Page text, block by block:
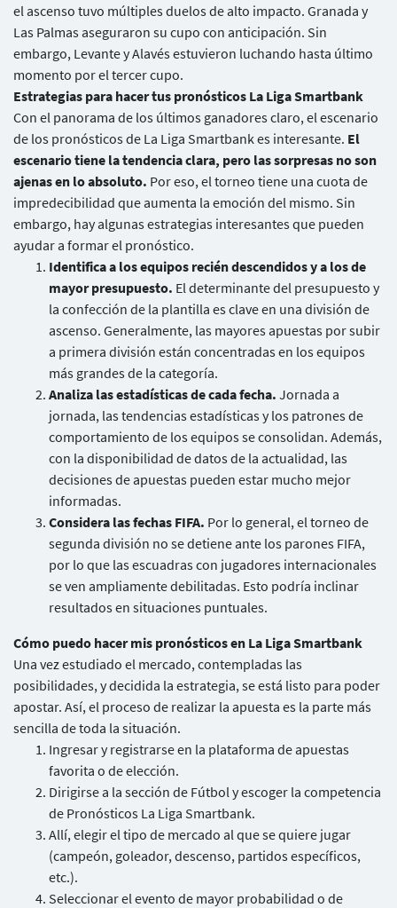
el ascenso tuvo múltiples duelos de alto impacto. Granada y
Las Palmas aseguraron su cupo con anticipación. Sin
embargo, Levante y Alavés estuvieron luchando hasta último
momento por el tercer cupo.
Estrategias para hacer tus pronósticos La Liga Smartbank
Con el panorama de los últimos ganadores claro, el escenario
de los pronósticos de La Liga Smartbank es interesante. El
escenario tiene la tendencia clara, pero las sorpresas no son
ajenas en lo absoluto. Por eso, el torneo tiene una cuota de
impredecibilidad que aumenta la emoción del mismo. Sin
embargo, hay algunas estrategias interesantes que pueden
ayudar a formar el pronóstico.
Identifica a los equipos recién descendidos y a los de
mayor presupuesto. El determinante del presupuesto y
la confección de la plantilla es clave en una división de
ascenso. Generalmente, las mayores apuestas por subir
a primera división están concentradas en los equipos
más grandes de la categoría.
Analiza las estadísticas de cada fecha. Jornada a
jornada, las tendencias estadísticas y los patrones de
comportamiento de los equipos se consolidan. Además,
con la disponibilidad de datos de la actualidad, las
decisiones de apuestas pueden estar mucho mejor
informadas.
Considera las fechas FIFA. Por lo general, el torneo de
segunda división no se detiene ante los parones FIFA,
por lo que las escuadras con jugadores internacionales
se ven ampliamente debilitadas. Esto podría inclinar
resultados en situaciones puntuales.
Cómo puedo hacer mis pronósticos en La Liga Smartbank
Una vez estudiado el mercado, contempladas las
posibilidades, y decidida la estrategia, se está listo para poder
apostar. Así, el proceso de realizar la apuesta es la parte más
sencilla de toda la situación.
Ingresar y registrarse en la plataforma de apuestas
favorita o de elección.
Dirigirse a la sección de Fútbol y escoger la competencia
de Pronósticos La Liga Smartbank.
Allí, elegir el tipo de mercado al que se quiere jugar
(campeón, goleador, descenso, partidos específicos,
etc.).
Seleccionar el evento de mayor probabilidad o de
Usuarios